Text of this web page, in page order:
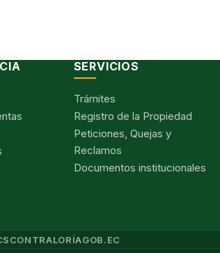
SERVICIOS
Trámites
Registro de la Propiedad
Peticiones, Quejas y
Reclamos
Documentos institucionales
CONTRALORÍAGOB.EC